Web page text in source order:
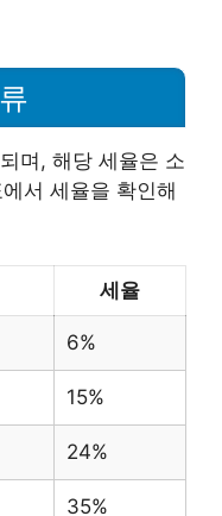
며, 해당 세율은 소
서 세율을 확인해
세율
6%
15%
24%
35%